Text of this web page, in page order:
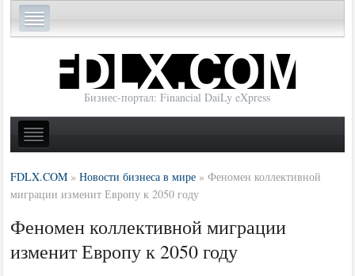
Бизнес-портал: Financial DaiLy eXpress
FDLX.COM »Новости бизнеса в мире »Феномен коллективной
миграции изменит Европу к 2050 году
Феномен коллективной миграции
изменит Европу к 2050 году